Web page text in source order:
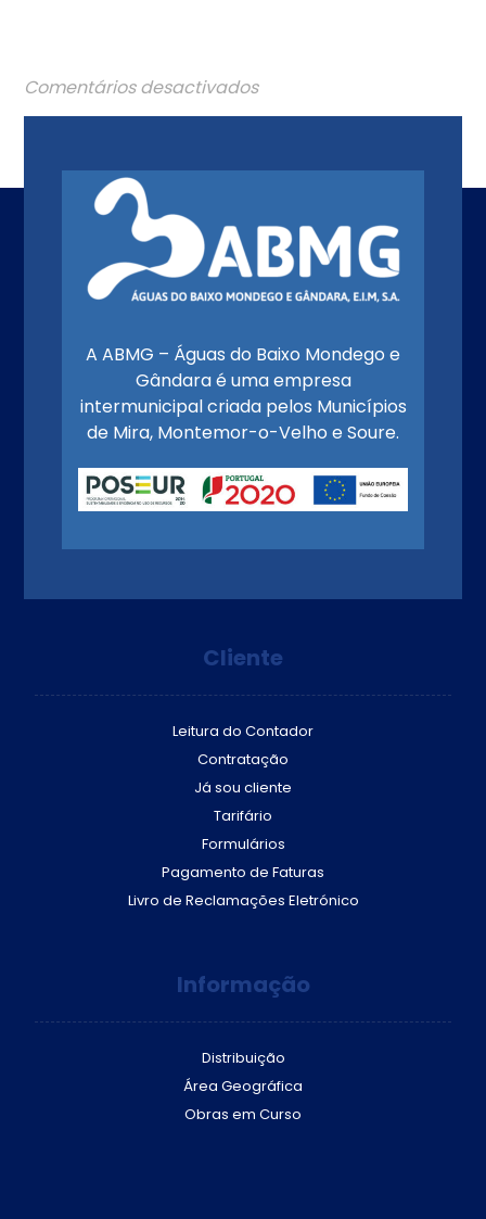
Comentários desactivados
A ABMG – Águas do Baixo Mondego e
Gândara é uma empresa
intermunicipal criada pelos Municípios
de Mira, Montemor-o-Velho e Soure.
Cliente
Leitura do Contador
Contratação
Já sou cliente
Tarifário
Formulários
Pagamento de Faturas
Livro de Reclamações Eletrónico
Informação
Distribuição
Área Geográfica
Obras em Curso